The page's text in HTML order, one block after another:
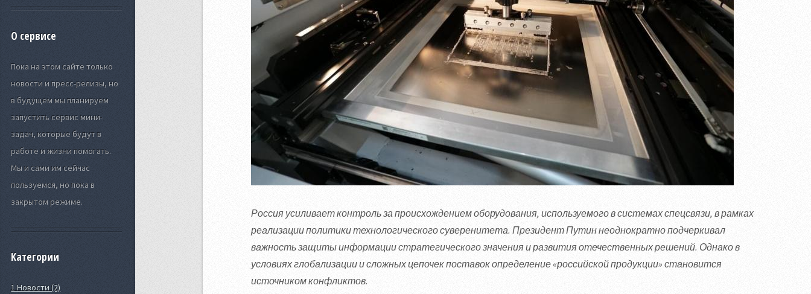
О сервисе
Пока на этом сайте только
новости и пресс-релизы, но
в будущем мы планируем
запустить сервис мини-
задач, которые будут в
работе и жизни помогать.
Мы и сами им сейчас
пользуемся, но пока в
закрытом режиме.
Категории
1 Новости (2)
Россия усиливает контроль за происхождением оборудования, используемого в системах спецсвязи, в рамках
реализации политики технологического суверенитета. Президент Путин неоднократно подчеркивал
важность защиты информации стратегического значения и развития отечественных решений. Однако в
условиях глобализации и сложных цепочек поставок определение «российской продукции» становится
источником конфликтов.